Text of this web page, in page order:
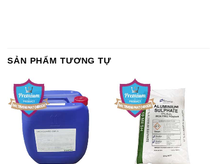
Chất Bảo Quản CMIT Thái
Lan Thailand
Phèn Nhôm – Al2(SO4)3 17%
Ấn Độ India